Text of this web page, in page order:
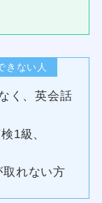
きない人
く、英会話
1級、
れない方